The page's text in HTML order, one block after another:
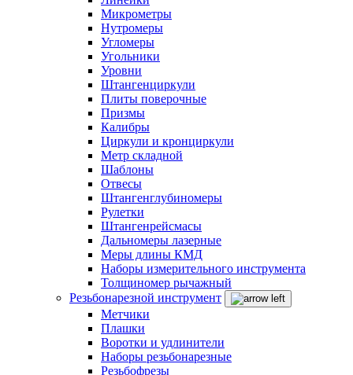
Микрометры
Нутромеры
Угломеры
Угольники
Уровни
Штангенциркули
Плиты поверочные
Призмы
Калибры
Циркули и кронциркули
Метр складной
Шаблоны
Отвесы
Штангенглубиномеры
Рулетки
Штангенрейсмасы
Дальномеры лазерные
Меры длины КМД
Наборы измерительного инструмента
Толщиномер рычажный
Резьбонарезной инструмент
Метчики
Плашки
Воротки и удлинители
Наборы резьбонарезные
Резьбофрезы